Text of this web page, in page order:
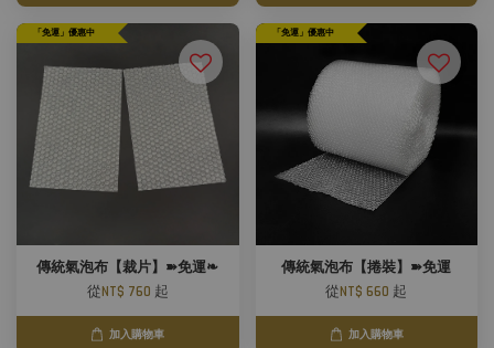
「免運」優惠中
傳統氣泡布【裁片】➽免運❧
從NT$ 760 起
加入購物車
「免運」優惠中
傳統氣泡布【捲裝】➽免運
從NT$ 660 起
加入購物車